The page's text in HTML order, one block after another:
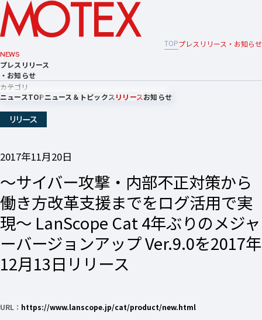
TOPプレスリリース・お知らせ
NEWS
プレスリリース
・お知らせ
カテゴリ
ニュースTOPニュース＆トピックスリリースお知らせ
リリース
2017年11月20日
～サイバー攻撃・内部不正対策から
働き方改革支援までをログ活用で実
現～ LanScope Cat 4年ぶりのメジャ
ーバージョンアップ Ver.9.0を2017年
12月13日リリース
URL： https://www.lanscope.jp/cat/product/new.html